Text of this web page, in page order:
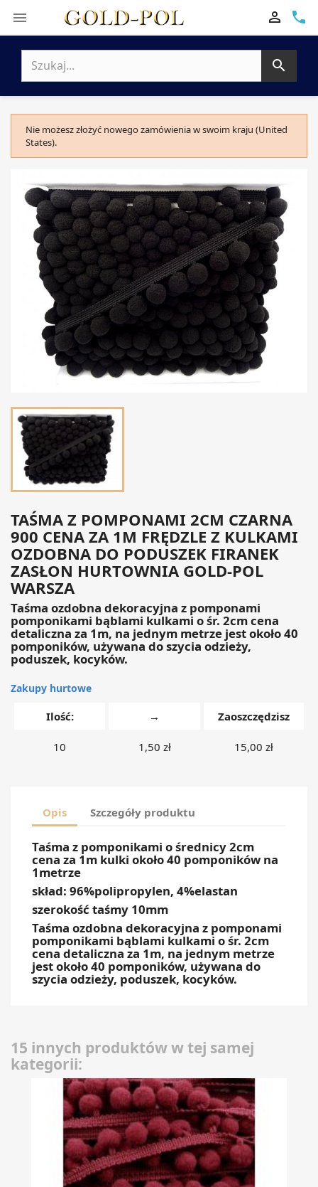
 phone


Nie możesz złożyć nowego zamówienia w swoim kraju (United
States).
TAŚMA Z POMPONAMI 2CM CZARNA
900 CENA ZA 1M FRĘDZLE Z KULKAMI
OZDOBNA DO PODUSZEK FIRANEK
ZASŁON HURTOWNIA GOLD-POL
WARSZA
Taśma ozdobna dekoracyjna z pomponami
pomponikami bąblami kulkami o śr. 2cm cena
detaliczna za 1m, na jednym metrze jest około 40
pomponików, używana do szycia odzieży,
poduszek, kocyków.
Zakupy hurtowe
Ilość: → Zaoszczędzisz
10 1,50 zł 15,00 zł
Opis Szczegóły produktu
Taśma z pomponikami o średnicy 2cm
cena za 1m kulki około 40 pomponików na
1metrze
skład: 96%polipropylen, 4%elastan
szerokość taśmy 10mm
Taśma ozdobna dekoracyjna z pomponami
pomponikami bąblami kulkami o śr. 2cm
cena detaliczna za 1m, na jednym metrze
jest około 40 pomponików, używana do
szycia odzieży, poduszek, kocyków.
15 innych produktów w tej samej
kategorii: